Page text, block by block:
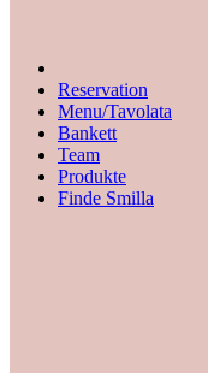
Reservation
Menu/Tavolata
Bankett
Team
Produkte
Finde Smilla